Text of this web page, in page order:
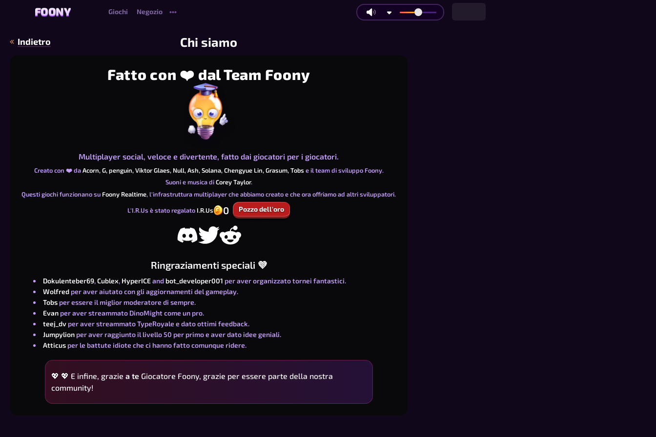
FOONY
FOONY Giochi Negozio •••
Indietro Chi siamo
Fatto con ❤️ dal Team Foony
Multiplayer social, veloce e divertente, fatto dai giocatori per i giocatori.
Creato con ❤️ da Acorn,G,penguin,Viktor Glaes, Null,Ash,Solana,Chengyue Lin,Grasum,Tobs e il team di sviluppo Foony.
Suoni e musica di Corey Taylor.
Questi giochi funzionano su Foony Realtime, l'infrastruttura multiplayer che abbiamo creato e che ora offriamo ad altri sviluppatori.
L'I.R.Us è stato regalato I.R.Us 0 Pozzo dell'oro
Ringraziamenti speciali 💜
Dokulenteber69,Cublex, HyperICEand bot_developer001 per aver organizzato tornei fantastici.
Wolfred per aver aiutato con gli aggiornamenti del gameplay.
Tobs per essere il miglior moderatore di sempre.
Evan per aver streammato DinoMight come un pro.
teej_dv per aver streammato TypeRoyale e dato ottimi feedback.
Jumpylion per aver raggiunto il livello 50 per primo e aver dato idee geniali.
Atticus per le battute idiote che ci hanno fatto comunque ridere.
💖 💖 E infine, grazie a te Giocatore Foony, grazie per essere parte della nostra
community!